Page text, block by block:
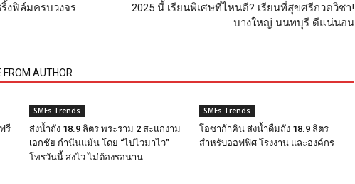
งฟิล์มครบวงจร
2025 นี้ เรียนพิเศษที่ไหนดี? เรียนที่สุขศรีกวดวิชา!
บางใหญ่ นนทบุรี ดีแน่นอน
FROM AUTHOR
รี
SMEs Trends
ส่งน้ำถัง 18.9 ลิตร พระราม 2 สะแกงาม
เอกชัย กำนันแม้น โดย “ไปไวมาไว”
โทรวันนี้ ส่งไว ไม่ต้องรอนาน
SMEs Trends
โอซาก้าคิน ส่งน้ำดื่มถัง 18.9 ลิตร
สำหรับออฟฟิศ โรงงาน และองค์กร